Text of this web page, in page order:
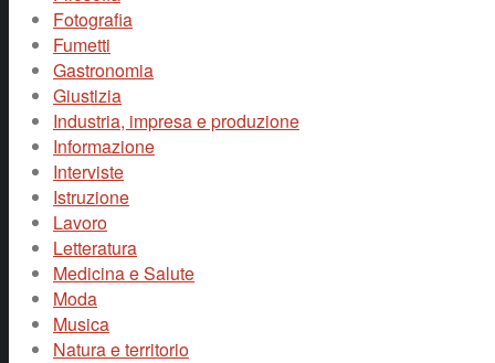
Fotografia
Fumetti
Gastronomia
Giustizia
Industria, impresa e produzione
Informazione
Interviste
Istruzione
Lavoro
Letteratura
Medicina e Salute
Moda
Musica
Natura e territorio